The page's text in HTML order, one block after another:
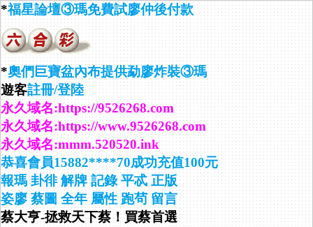
*福星論壇③瑪免費試廖仲後付款
*奧們巨寶盆內布提供勐廖炸裝③瑪
遊客註冊/登陸
永久域名:https://9526268.com
永久域名:https://www.9526268.com
永久域名:mmm.520520.ink
恭喜會員15882****70成功充值100元
報瑪 卦徘 解牌 記錄 平忒 正版
姿廖 蔡圖 全年 屬性 跑茍 留言
蔡大亨-拯救天下蔡！買蔡首選